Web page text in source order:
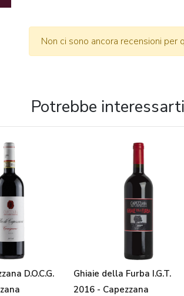
Non ci sono ancora recensioni per
Potrebbe
D.O.C.G.
Ghiaie della Furba I.G.T.
2016 - Capezzana